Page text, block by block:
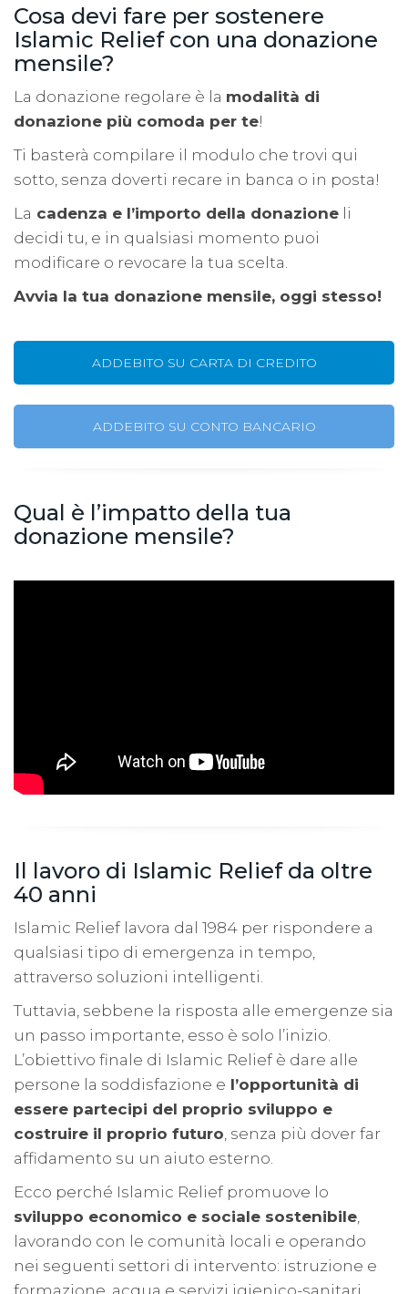
Cosa devi fare per sostenere
Islamic Relief con una donazione
mensile?
La donazione regolare è la modalità di
donazione più comoda per te!
Ti basterà compilare il modulo che trovi qui
sotto, senza doverti recare in banca o in posta!
La cadenza e l’importo della donazione li
decidi tu, e in qualsiasi momento puoi
modificare o revocare la tua scelta.
Avvia la tua donazione mensile, oggi stesso!
ADDEBITO SU CARTA DI CREDITO
ADDEBITO SU CONTO BANCARIO
Qual è l’impatto della tua
donazione mensile?
Il lavoro di Islamic Relief da oltre
40 anni
Islamic Relief lavora dal 1984 per rispondere a
qualsiasi tipo di emergenza in tempo,
attraverso soluzioni intelligenti.
Tuttavia, sebbene la risposta alle emergenze sia
un passo importante, esso è solo l’inizio.
L’obiettivo finale di Islamic Relief è dare alle
persone la soddisfazione e l’opportunità di
essere partecipi del proprio sviluppo e
costruire il proprio futuro , senza più dover far
affidamento su un aiuto esterno.
Ecco perché Islamic Relief promuove lo
sviluppo economico e sociale sostenibile
lavorando con le comunità locali e operando
nei seguenti settori di intervento: istruzione e
formazione, acqua e servizi igienico-sanitari,